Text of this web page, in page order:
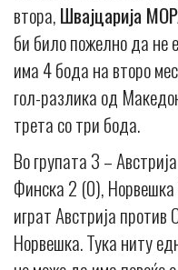
втора,Швајцарија
би било пожелно да не
има 4 бода на второ
гол-разлика од
трета со три бода.
Во групата 3 –
Финска 2 (0),
играт Австрија
Норвешка. Тука ниту